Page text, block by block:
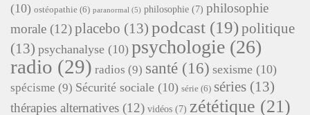
(10) ostéopathie (6) paranormal (5) philosophie (7) philosophie
morale (12)placebo (13) podcast (19)politique
(13) psychanalyse (10) psychologie (26)
radio (29) radios (9) santé (16) sexisme (10)
spécisme (9) Sécurité sociale (10) série (6) séries (13)
thérapies alternatives (12) vidéos (7) zététique (21)